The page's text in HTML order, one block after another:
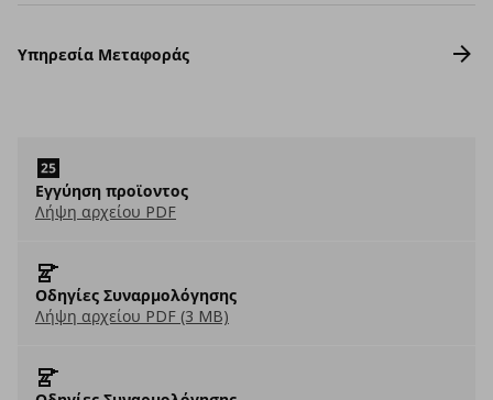
Υπηρεσία Μεταφοράς
Εγγύηση προϊοντος
Λήψη αρχείου PDF
Οδηγίες Συναρμολόγησης
Λήψη αρχείου PDF (3 MB)